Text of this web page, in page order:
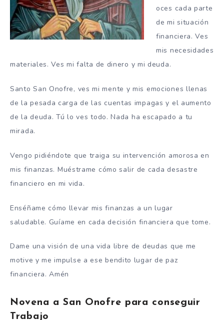
oces cada parte
de mi situación
financiera.Ves
mis necesidades
materiales.Ves mi falta de dinero y mi deuda.
Santo San Onofre, ves mi mente y mis emociones llenas
de la pesada carga de las cuentas impagas y el aumento
de la deuda. Tú lo ves todo. Nada ha escapado a tu
mirada.
Vengo pidiéndote que traiga su intervención amorosa en
mis finanzas. Muéstrame cómo salir de cada desastre
financiero en mi vida.
Enséñame cómo llevar mis finanzas a un lugar
saludable. Guíame en cada decisión financiera que tome.
Dame una visión de una vida libre de deudas que me
motive y me impulse a ese bendito lugar de paz
financiera. Amén
Novena a San Onofre para conseguir
Trabajo